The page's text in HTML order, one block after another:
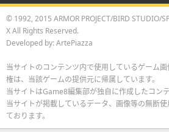
© 1992, 2015 ARMOR PROJECT/BIRD STUDIO/
X All Rights Reserved.
Developed by: ArtePiazza
当サイトのコンテンツ内で使用しているゲーム
権は、当該ゲームの提供元に帰属しています。
当サイトはGame8編集部が独自に作成したコン
当サイトが掲載しているデータ、画像等の無断
ております。